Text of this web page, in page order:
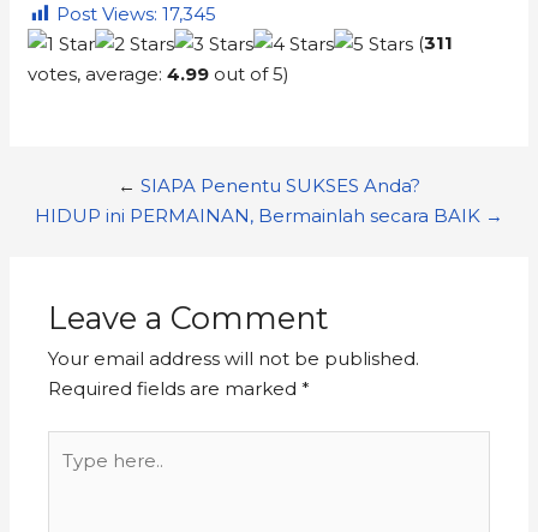
Post Views: 17,345
(311
votes, average:4.99 out of 5)
← SIAPA Penentu SUKSES Anda?
HIDUP ini PERMAINAN, Bermainlah secara BAIK →
Leave a Comment
Your email address will not be published.
Required fields are marked*